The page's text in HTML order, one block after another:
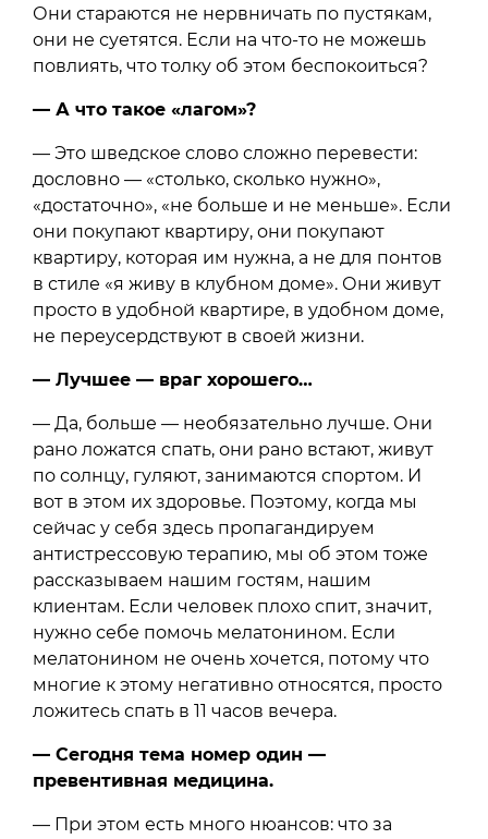
Они стараются не нервничать по пустякам,
они не суетятся. Если на что-то не можешь
повлиять, что толку об этом беспокоиться?
— А что такое «лагом»?
— Это шведское слово сложно перевести:
дословно — «столько, сколько нужно»,
«достаточно», «не больше и не меньше». Если
они покупают квартиру, они покупают
квартиру, которая им нужна, а не для понтов
в стиле «я живу в клубном доме». Они живут
просто в удобной квартире, в удобном доме,
не переусердствуют в своей жизни.
— Лучшее — враг хорошего…
— Да, больше — необязательно лучше. Они
рано ложатся спать, они рано встают, живут
по солнцу, гуляют, занимаются спортом. И
вот в этом их здоровье. Поэтому, когда мы
сейчас у себя здесь пропагандируем
антистрессовую терапию, мы об этом тоже
рассказываем нашим гостям, нашим
клиентам. Если человек плохо спит, значит,
нужно себе помочь мелатонином. Если
мелатонином не очень хочется, потому что
многие к этому негативно относятся, просто
ложитесь спать в 11 часов вечера.
— Сегодня тема номер один —
превентивная медицина.
— При этом есть много нюансов: что за